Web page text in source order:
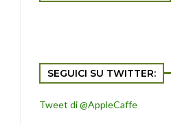
SEGUICI SU TWITTER:
Tweet di @AppleCaffe